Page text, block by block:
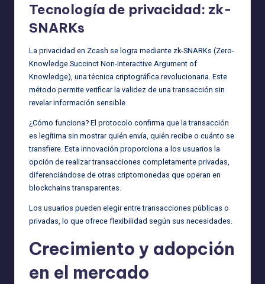
Tecnología de privacidad: zk-
SNARKs
La privacidad en Zcash se logra mediante zk-SNARKs (Zero-
Knowledge Succinct Non-Interactive Argument of
Knowledge), una técnica criptográfica revolucionaria. Este
método permite verificar la validez de una transacción sin
revelar información sensible.
¿Cómo funciona? El protocolo confirma que la transacción
es legítima sin mostrar quién envía, quién recibe o cuánto se
transfiere. Esta innovación proporciona a los usuarios la
opción de realizar transacciones completamente privadas,
diferenciándose de otras criptomonedas que operan en
blockchains transparentes.
Los usuarios pueden elegir entre transacciones públicas o
privadas, lo que ofrece flexibilidad según sus necesidades.
Crecimiento y adopción
en el mercado